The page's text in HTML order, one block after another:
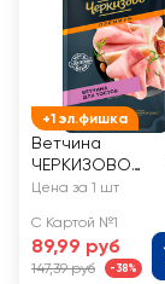
+1 эл.фишка
Ветчина
ЧЕРКИЗОВО
ПРЕМИУМ Для
нарезка
Цена за 1 шт
С Картой №1
89,99 руб
147,39 руб -38%